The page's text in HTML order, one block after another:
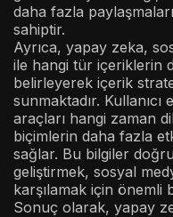
daha fazla
sahiptir.
Ayrıca, yapay zeka,
ile hangi tür içeriklerin
belirleyerek içerik
sunmaktadır.
araçları hangi zaman
biçimlerin daha fazla
sağlar. Bu bilgiler
geliştirmek, sosyal
karşılamak için önemli
Sonuç olarak, yapay